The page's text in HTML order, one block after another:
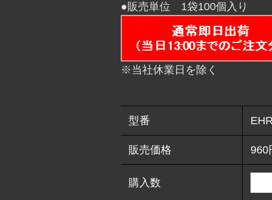
●販売単位 1袋100個入り
※当社休業日を除く
型番
販売価格 960
購入数